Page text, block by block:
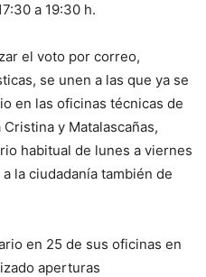
a 19:30 h.
el voto por correo,
se unen a las que ya se
en las oficinas técnicas de
y Matalascañas,
habitual de lunes a viernes
la ciudadanía también de
en 25 de sus oficinas en
aperturas